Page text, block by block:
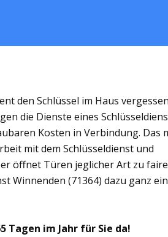
den Schlüssel im Haus
die Dienste eines
Kosten in Verbindung. Das
mit dem Schlüsseldienst und
öffnet Türen jeglicher Art zu
Winnenden (71364) dazu ganz
Tagen im Jahr für Sie da!